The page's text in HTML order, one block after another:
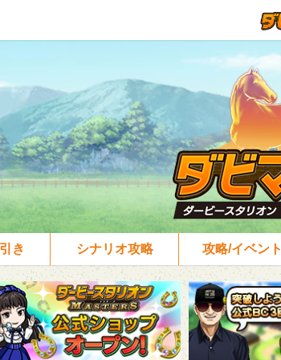
き シナリオ攻略 攻略/イベント